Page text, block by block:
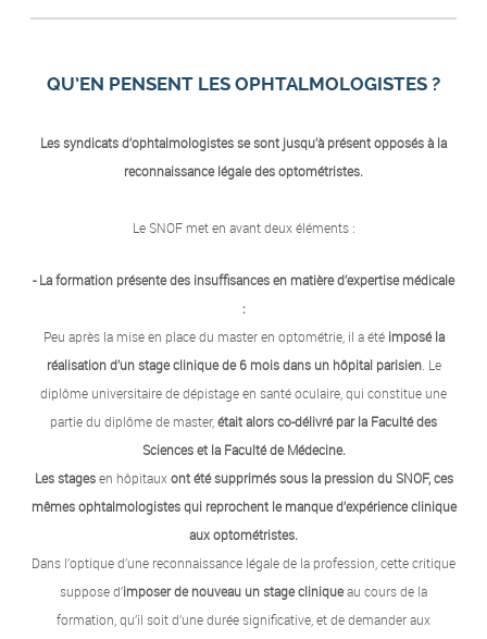
QU’EN PENSENT LES OPHTALMOLOGISTES ?
Les syndicats d’ophtalmologistes se sont jusqu’à présent opposés à la
reconnaissance légale des optométristes.
Le SNOF met en avant deux éléments :
- La formation présente des insuffisances en matière d’expertise médicale
:
Peu après la mise en place du master en optométrie, il a été imposé la
réalisation d’un stage clinique de 6 mois dans un hôpital parisien. Le
diplôme universitaire de dépistage en santé oculaire, qui constitue une
partie du diplôme de master,était alors co-délivré par la Faculté des
Sciences et la Faculté de Médecine.
Les stagesen hôpitauxont été supprimés sous la pression du SNOF, ces
mêmes ophtalmologistes qui reprochent le manque d’expérience clinique
aux optométristes.
Dans l’optique d’une reconnaissance légale de la profession, cette critique
suppose d’imposer de nouveau un stage cliniqueau cours de la
formation, qu’il soit d’une durée significative, et de demander aux